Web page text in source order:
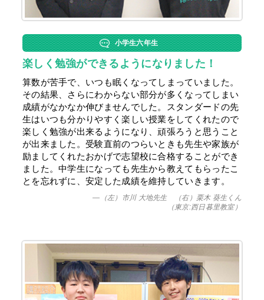
小学生六年生
楽しく勉強ができるようになりました！
算数が苦手で、いつも眠くなってしまっていました。
その結果、さらにわからない部分が多くなってしまい
成績がなかなか伸びませんでした。スタンダードの先
生はいつも分かりやすく楽しい授業をしてくれたので
楽しく勉強が出来るようになり、頑張ろうと思うこと
が出来ました。受験直前のつらいときも先生や家族が
励ましてくれたおかげで志望校に合格することができ
ました。中学生になっても先生から教えてもらったこ
とを忘れずに、安定した成績を維持していきます。
—（左）市川 大地先生 （右）栗木 葵生くん
（東京:西日暮里教室）